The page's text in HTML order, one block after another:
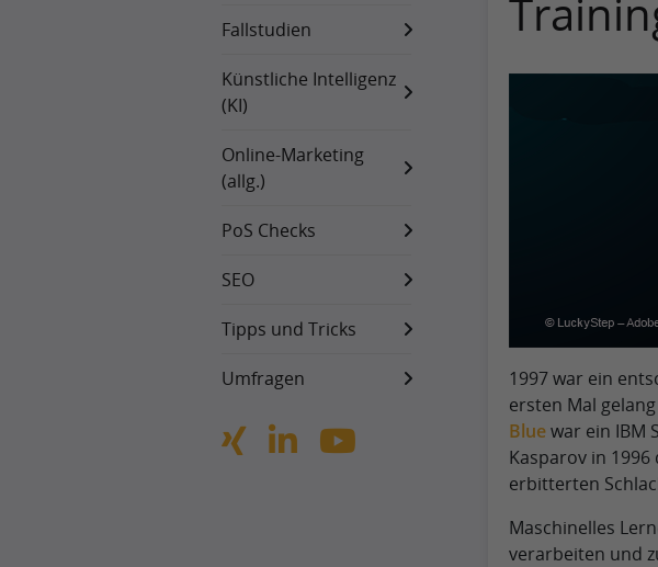
Fallstudien
Künstliche Intelligenz
(KI)
Online-Marketing
(allg.)
PoS Checks
SEO
Tipps und Tricks
Umfragen
1997 war ein
ersten Mal
Bluewar ein IBM
Kasparov in
erbitterten
Maschinelles
verarbeiten und